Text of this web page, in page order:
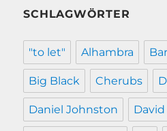
SCHLAGWÖRTER
"to let" Alhambra
Big Black Cherubs
Daniel Johnston